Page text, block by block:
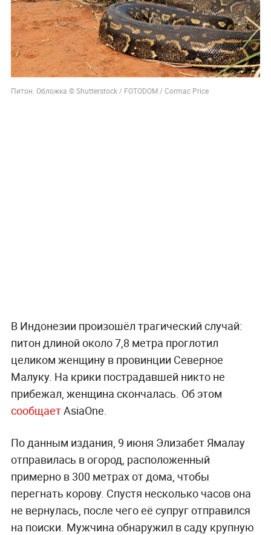
Питон. Обложка © Shutterstock / FOTODOM / Cormac Price
В Индонезии произошёл трагический случай:
питон длиной около 7,8 метра проглотил
целиком женщину в провинции Северное
Малуку. На крики пострадавшей никто не
прибежал, женщина скончалась. Об этом
сообщаетAsiaOne.
По данным издания, 9 июня Элизабет Ямалау
отправилась в огород, расположенный
примерно в 300 метрах от дома, чтобы
перегнать корову. Спустя несколько часов она
не вернулась, после чего её супруг отправился
на поиски. Мужчина обнаружил в саду крупную